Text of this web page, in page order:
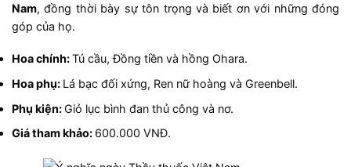
Nam, đồng thời bày sự tôn trọng và biết ơn với những đóng
góp của họ.
Hoa chính:Tú cầu, Đồng tiền và hồng Ohara.
Hoa phụ: Lá bạc đối xứng, Ren nữ hoàng và Greenbell.
Phụ kiện:Giỏ lục bình đan thủ công và nơ.
Giá tham khảo: 600.000 VNĐ.